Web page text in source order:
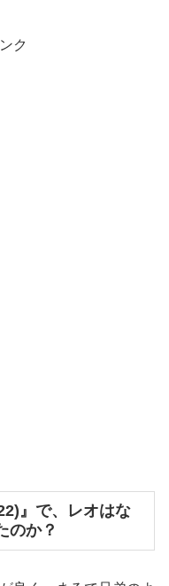
ク
』で、レオはな
のか？